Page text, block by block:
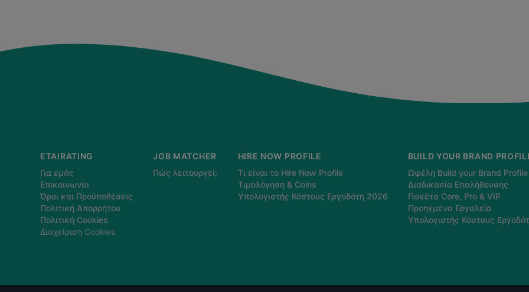
ETAIRATING
Για εμάς
Επικοινωνία
Όροι και Προϋποθέσεις
Πολιτική Απορρήτου
Πολιτική Cookies
Διαχείριση Cookies
JOB MATCHER
Πώς λειτουργεί;
HIRE NOW PROFILE
Τι είναι το Hire Now Profile
Τιμολόγηση & Coins
Υπολογιστής Κόστους Εργοδότη 2026
BUILD YOUR BRAND
Ωφέλη Build your Brand Profile
Διαδικασία Επαλήθευσης
Πακέτα Core, Pro & VIP
Προηγμένα Εργαλεία
Υπολογιστής Κόστους